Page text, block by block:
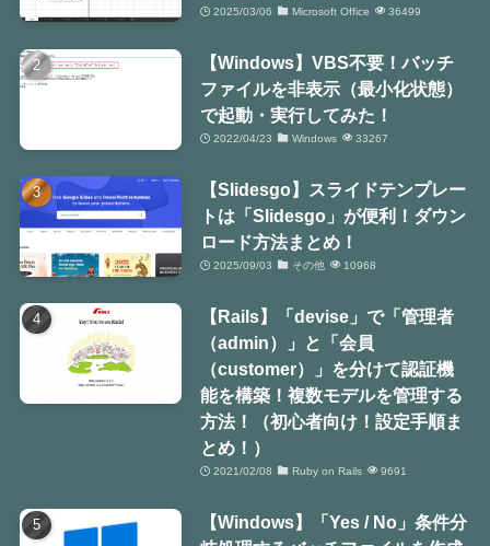
2025/03/06 Microsoft Office 36499
【Windows】VBS不要！バッチ
ファイルを非表示（最小化状態）
で起動・実行してみた！
2022/04/23 Windows 33267
【Slidesgo】スライドテンプレー
トは「Slidesgo」が便利！ダウン
ロード方法まとめ！
2025/09/03 その他 10968
【Rails】「devise」で「管理者
（admin）」と「会員
（customer）」を分けて認証機
能を構築！複数モデルを管理する
方法！（初心者向け！設定手順ま
とめ！）
2021/02/08 Ruby on Rails 9691
【Windows】「Yes / No」条件分